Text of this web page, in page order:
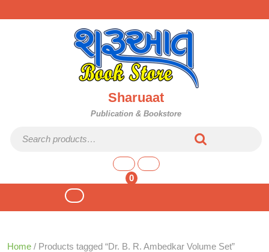
to
Sharuaat
Publication & Bookstore
0
shopping
Open
Home / Products tagged “Dr. B. R. Ambedkar Volume Set”